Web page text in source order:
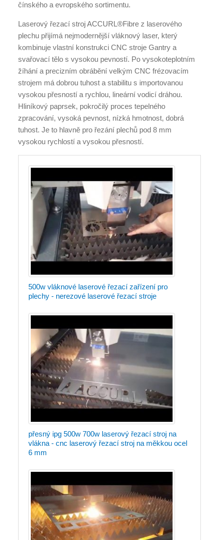
čínského a evropského sortimentu.
Laserový řezací stroj ACCURL®Fibre z laserového
plechu přijímá nejmodernější vláknový laser, který
kombinuje vlastní konstrukci CNC stroje Gantry a
svařovací tělo s vysokou pevností. Po vysokoteplotním
žíhání a precizním obrábění velkým CNC frézovacím
strojem má dobrou tuhost a stabilitu s importovanou
vysokou přesností a rychlou, lineární vodicí dráhou.
Hliníkový paprsek, pokročilý proces tepelného
zpracování, vysoká pevnost, nízká hmotnost, dobrá
tuhost. Je to hlavně pro řezání plechů pod 8 mm
vysokou rychlostí a vysokou přesností.
500w vláknové laserové řezací zařízení pro
plechy - nerezové laserové řezací stroje
přesný ipg 500w 700w laserový řezací stroj na
vlákna - cnc laserový řezací stroj na měkkou ocel
6 mm